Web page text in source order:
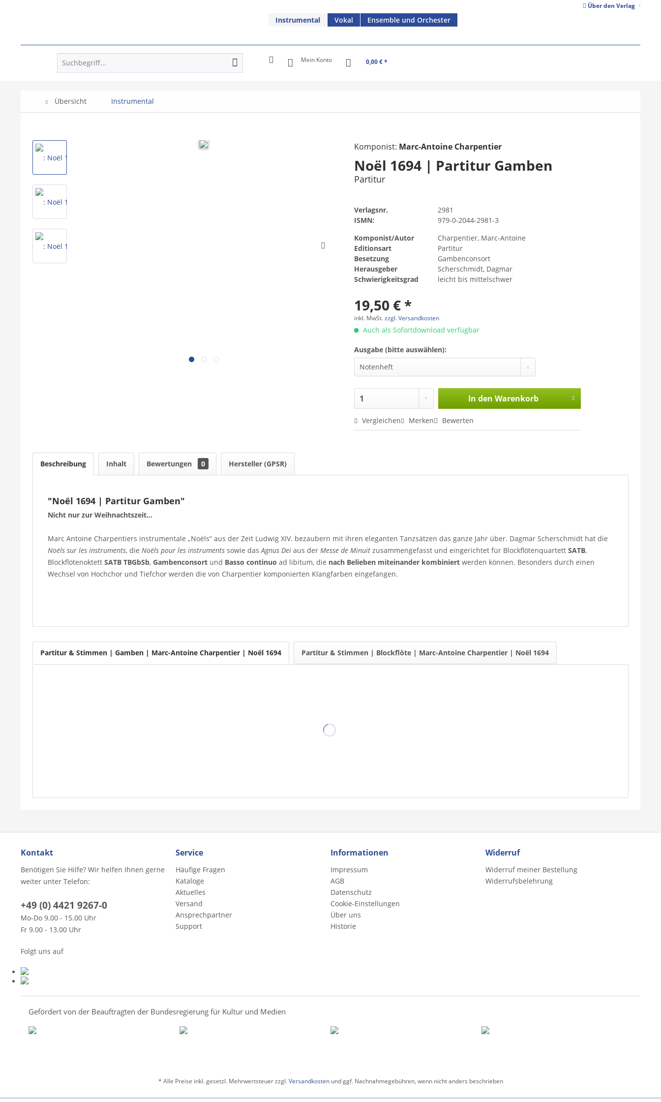
Über den Verlag
Instrumental Vokal Ensemble und Orchester
Mein Konto 0,00 € *
Übersicht Instrumental
Komponist: Marc-Antoine Charpentier
Noël 1694 | Partitur Gamben
Partitur
Verlagsnr.
2981
ISMN:
979-0-2044-2981-3
Komponist/Autor
Charpentier, Marc-Antoine
Editionsart
Partitur
Besetzung
Gambenconsort
Herausgeber
Scherschmidt, Dagmar
Schwierigkeitsgrad
leicht bis mittelschwer
19,50 € *
inkl. MwSt.zzgl. Versandkosten
Auch als Sofortdownload verfügbar
Ausgabe (bitte auswählen):
In den Warenkorb
Vergleichen Merken Bewerten
Beschreibung Inhalt Bewertungen 0 Hersteller (GPSR)
"Noël 1694 | Partitur Gamben"
Nicht nur zur Weihnachtszeit…
Marc Antoine Charpentiers instrumentale „Noëls“ aus der Zeit Ludwig XIV. bezaubern mit ihren eleganten Tanzsätzen das ganze Jahr über. Dagmar Scherschmidt hat die
Noëls sur les instruments, die Noëls pour les instruments sowie das Agnus Dei aus der Messe de Minuit zusammengefasst und eingerichtet für Blockflötenquartett SATB,
Blockflötenoktett SATB TBGbSb, Gambenconsort und Basso continuo ad libitum, die nach Belieben miteinander kombiniert werden können. Besonders durch einen
Wechsel von Hochchor und Tiefchor werden die von Charpentier komponierten Klangfarben eingefangen.
Partitur & Stimmen | Gamben | Marc-Antoine Charpentier | Noël 1694 Partitur & Stimmen | Blockflöte | Marc-Antoine Charpentier | Noël 1694
Kontakt
Benötigen Sie Hilfe? Wir helfen Ihnen gerne
weiter unter Telefon:
+49 (0) 4421 9267-0
Mo-Do 9.00 - 15.00 Uhr
Fr 9.00 - 13.00 Uhr
Folgt uns auf
Service
Häufige Fragen
Kataloge
Aktuelles
Versand
Ansprechpartner
Support
Informationen
Impressum
AGB
Datenschutz
Cookie-Einstellungen
Über uns
Historie
Widerruf
Widerruf meiner Bestellung
Widerrufsbelehrung
Gefördert von der Beauftragten der Bundesregierung für Kultur und Medien
* Alle Preise inkl. gesetzl. Mehrwertsteuer zzgl.Versandkostenund ggf. Nachnahmegebühren, wenn nicht anders beschrieben